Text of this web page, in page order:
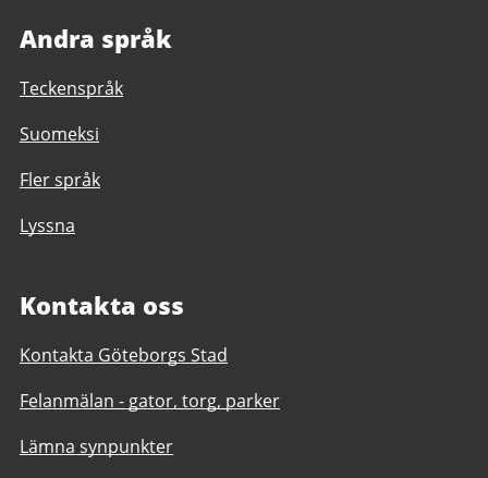
Andra språk
Teckenspråk
Suomeksi
Fler språk
Lyssna
Kontakta oss
Kontakta Göteborgs Stad
Felanmälan - gator, torg, parker
Lämna synpunkter